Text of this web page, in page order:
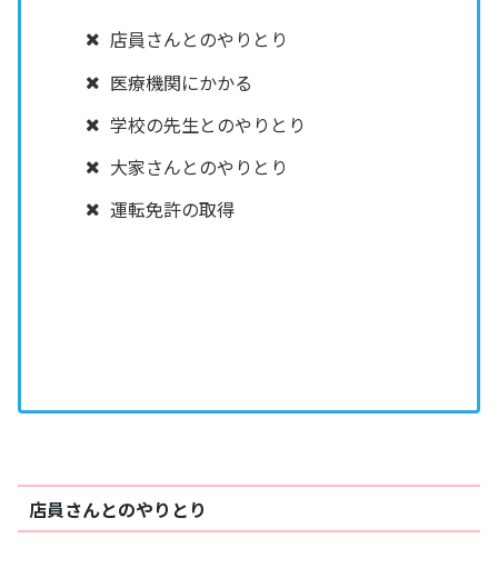
店員さんとのやりとり
医療機関にかかる
学校の先生とのやりとり
大家さんとのやりとり
運転免許の取得
店員さんとのやりとり